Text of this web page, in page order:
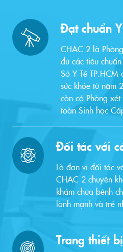
Đạt chuẩn
CHAC 2 là
đủ các tiêu
Sở Y Tế
sức khỏe từ
còn có Phòng
toàn Sinh học
Đối tác với
Là đơn vị đối tác
CHAC 2 chuyên
khám chữa bệnh
lành mạnh và trẻ
Trang thiết